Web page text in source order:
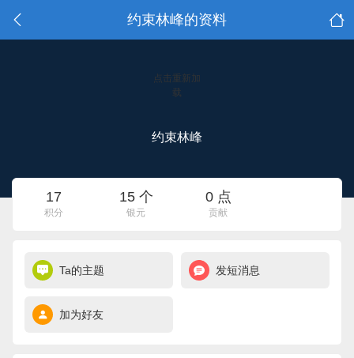
约束林峰的资料
点击重新加
载
约束林峰
17
积分
15 个
银元
0 点
贡献
Ta的主题 发短消息
加为好友